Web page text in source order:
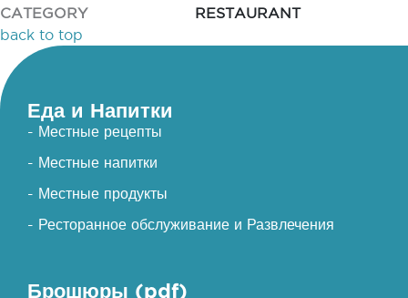
CATEGORY
RESTAURANT
back to top
Еда и Напитки
- Местные рецепты
- Местные напитки
- Местные продукты
- Ресторанное обслуживание и Развлечения
Брошюры (pdf)